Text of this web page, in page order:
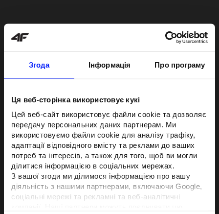
Згода Інформація Про програму
Ця веб-сторінка використовує кукі
Цей веб-сайт використовує файли cookie та дозволяє
передачу персональних даних партнерам. Ми
використовуємо файли cookie для аналізу трафіку,
адаптації відповідного вмісту та реклами до ваших
потреб та інтересів, а також для того, щоб ви могли
ділитися інформацією в соціальних мережах.
З вашої згоди ми ділимося інформацією про вашу
діяльність з нашими партнерами, включаючи Google,
соціальні мережі та рекламні та веб-аналітичні